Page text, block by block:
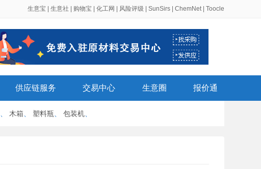
生意宝 生意社 购物宝 化工网 风险评级 SunSirs ChemNet| Toocle
供应链服务 交易中心 生意圈 报价通
木箱 塑料瓶 包装机